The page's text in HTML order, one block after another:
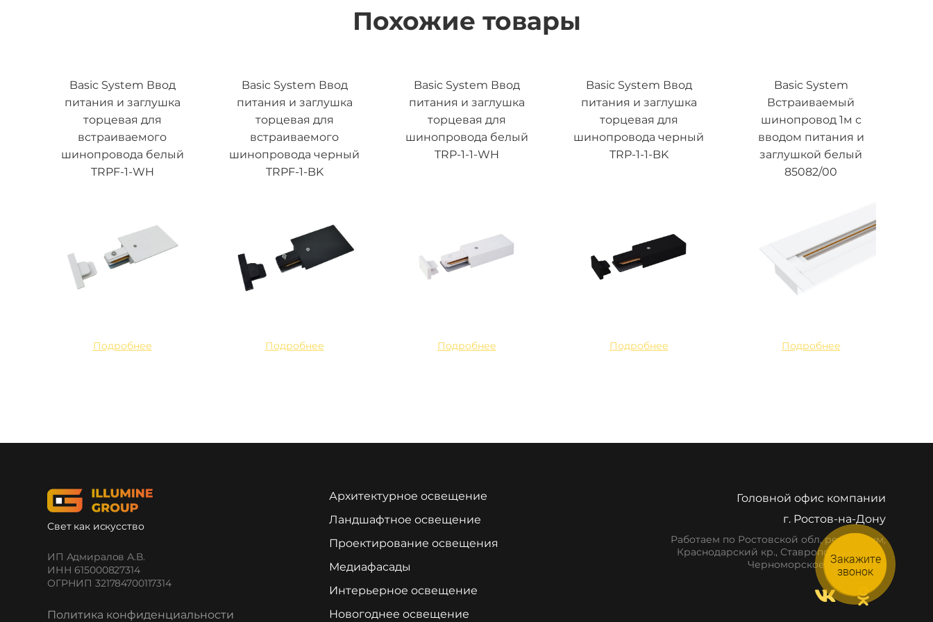
Похожие товары
Basic System Ввод
питания и заглушка
торцевая для
встраиваемого
шинопровода белый
TRPF-1-WH
Подробнее
Basic System Ввод
питания и заглушка
торцевая для
встраиваемого
шинопровода черный
TRPF-1-BK
Подробнее
Basic System Ввод
питания и заглушка
торцевая для
шинопровода белый
TRP-1-1-WH
Подробнее
Basic System Ввод
питания и заглушка
торцевая для
шинопровода черный
TRP-1-1-BK
Подробнее
Basic System
Встраиваемый
шинопровод 1м с
вводом питания и
заглушкой белый
85082/00
Подробнее
Свет как искусство
ИП Адмиралов А.В.
ИНН 615000827314
ОГРНИП 321784700117314
Политика конфиденциальности
Архитектурное освещение
Ландшафтное освещение
Проектирование освещения
Медиафасады
Интерьерное освещение
Новогоднее освещение
Головной офис компании
г. Ростов-на-Дону
Работаем по Ростовской обл, респ. Крым,
Краснодарский кр., Ставропольский кр.,
Черноморское побережье
Закажите
звонок